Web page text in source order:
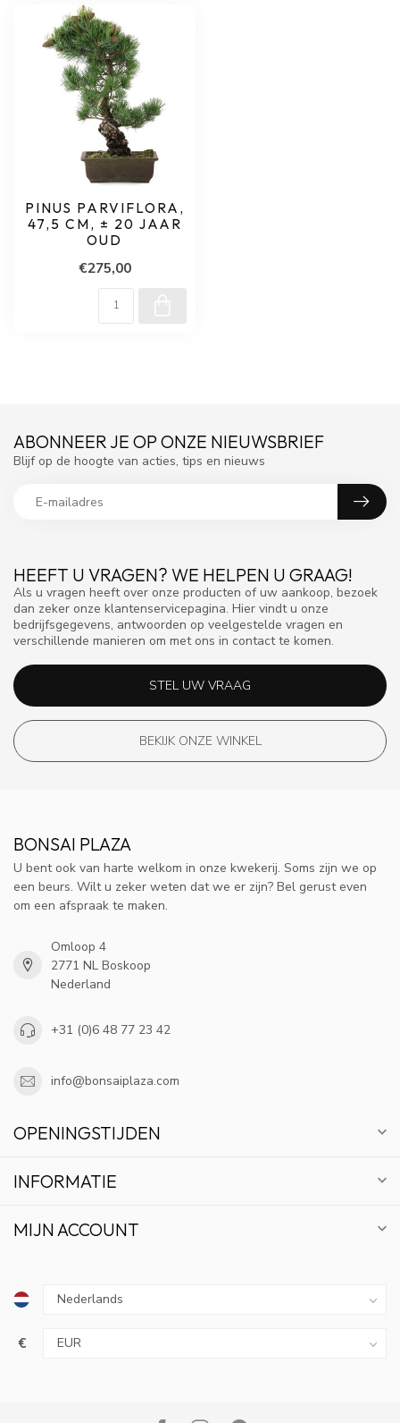
PINUS PARVIFLORA,
47,5 CM, ± 20 JAAR
OUD
€275,00
HEEFT U VRAGEN? WE HELPEN U GRAAG!
Als u vragen heeft over onze producten of uw aankoop, bezoek
dan zeker onze klantenservicepagina. Hier vindt u onze
bedrijfsgegevens, antwoorden op veelgestelde vragen en
verschillende manieren om met ons in contact te komen.
STEL UW VRAAG
BEKIJK ONZE WINKEL
ABONNEER JE OP ONZE NIEUWSBRIEF
Blijf op de hoogte van acties, tips en nieuws
BONSAI PLAZA
U bent ook van harte welkom in onze kwekerij. Soms zijn we op
een beurs. Wilt u zeker weten dat we er zijn? Bel gerust even
om een afspraak te maken.
Omloop 4
2771 NL Boskoop
Nederland
+31 (0)6 48 77 23 42
info@bonsaiplaza.com
OPENINGSTIJDEN
INFORMATIE
MIJN ACCOUNT
€